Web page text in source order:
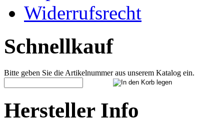
Widerrufsrecht
Schnellkauf
Bitte geben Sie die Artikelnummer aus unserem Katalog ein.
Hersteller Info